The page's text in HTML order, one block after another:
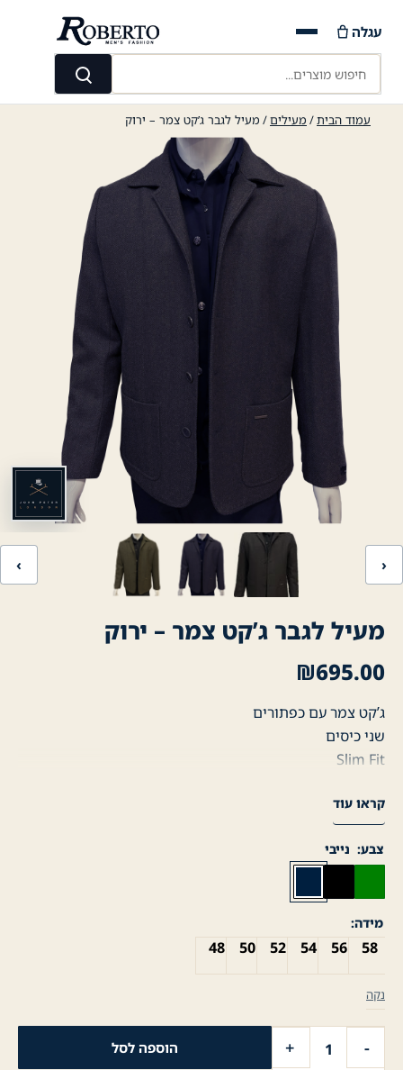
content
חיפוש מוצרים...
חיפוש
עגלה
עמוד הבית/ מעילים/ מעיל לגבר ג’קט צמר – ירוק
‹ ›
מעיל לגבר ג’קט צמר – ירוק
₪695.00
ג’קט צמר עם כפתורים
שני כיסים
Slim Fit
קראו עוד
צבע נייבי
מידה
48 50 52 54 56 58
נקה
-
של
+ הוספה לסל